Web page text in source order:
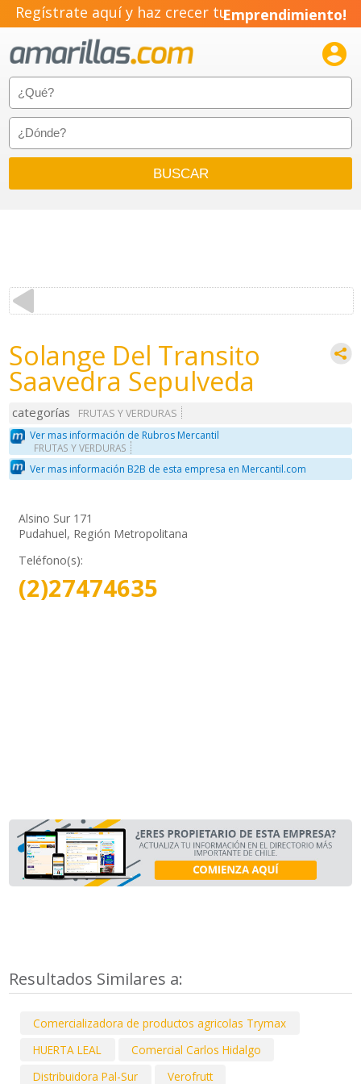
Regístrate aquí y haz crecer tuEmprendimiento!

Solange Del Transito
Saavedra Sepulveda
categorías
FRUTAS Y VERDURAS
Ver mas información de Rubros Mercantil
FRUTAS Y VERDURAS
Ver mas información B2B de esta empresa en Mercantil.com
Alsino Sur 171
Pudahuel, Región Metropolitana
Teléfono(s):
(2)27474635
Resultados Similares a:
Comercializadora de productos agricolas Trymax
HUERTA LEAL
Comercial Carlos Hidalgo
Distribuidora Pal-Sur
Verofrutt